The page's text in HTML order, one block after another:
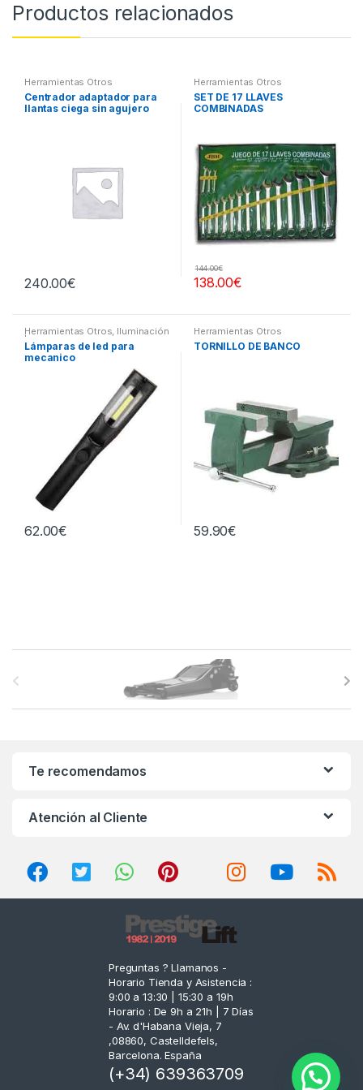
Productos relacionados
Herramientas Otros
Centrador adaptador para
llantas ciega sin agujero
240.00€
Herramientas Otros
SET DE 17 LLAVES
COMBINADAS
138.00€
144.00€
Herramientas Otros, Iluminación
| Linternas Led
Lámparas de led para
mecanico
62.00€
Herramientas Otros
TORNILLO DE BANCO
59.90€
Te recomendamos
Atención al Cliente
Preguntas ? Llamanos -
Horario Tienda y Asistencia :
9:00 a 13:30 | 15:30 a 19h
Horario : De 9h a 21h | 7 Días
- Av. d'Habana Vieja, 7
,08860, Castelldefels,
Barcelona. España
(+34) 639363709